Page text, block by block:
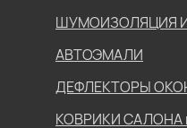
ШУМОИЗОЛЯЦИЯ
АВТОЭМАЛИ
ДЕФЛЕКТОРЫ
КОВРИКИ САЛОНА